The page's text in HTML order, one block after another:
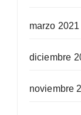
marzo 2021
diciembre
noviembre